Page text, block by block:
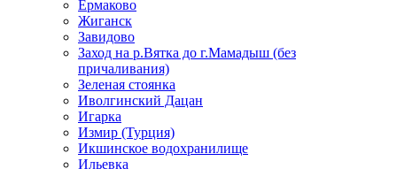
Ермаково
Жиганск
Завидово
Заход на р.Вятка до г.Мамадыш (без
причаливания)
Зеленая стоянка
Иволгинский Дацан
Игарка
Измир (Турция)
Икшинское водохранилище
Ильевка